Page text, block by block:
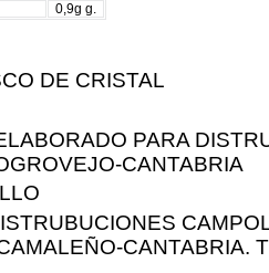
0,9g g.
DE CRISTAL
PARA
CANTABRIA
CANTABRIA.